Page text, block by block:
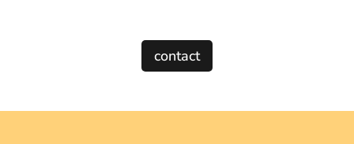
contact